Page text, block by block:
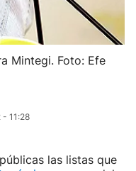
Mintegi. Foto: Efe
11:28
las listas que